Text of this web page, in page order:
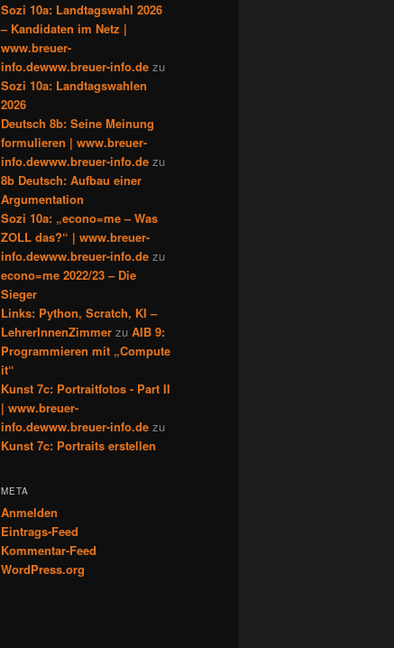
Sozi 10a: Landtagswahl 2026
– Kandidaten im Netz |
www.breuer-
info.dewww.breuer-info.de zu
Sozi 10a: Landtagswahlen
2026
Deutsch 8b: Seine Meinung
formulieren | www.breuer-
info.dewww.breuer-info.de zu
8b Deutsch: Aufbau einer
Argumentation
Sozi 10a: „econo=me – Was
ZOLL das?“ | www.breuer-
info.dewww.breuer-info.de zu
econo=me 2022/23 – Die
Sieger
Links: Python, Scratch, KI –
LehrerInnenZimmer zu AIB 9:
Programmieren mit „Compute
it“
Kunst 7c: Portraitfotos - Part II
| www.breuer-
info.dewww.breuer-info.de zu
Kunst 7c: Portraits erstellen
META
Anmelden
Eintrags-Feed
Kommentar-Feed
WordPress.org